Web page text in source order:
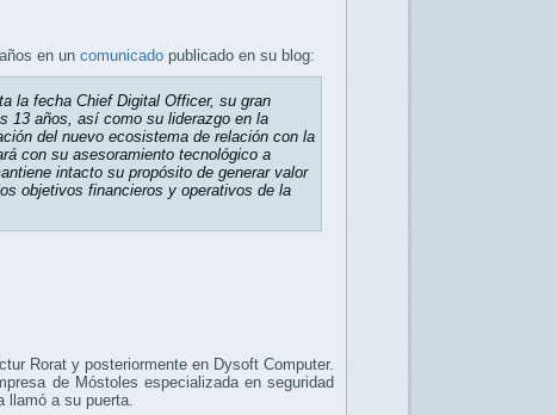
en un comunicado publicado en su blog:
la fecha Chief Digital Officer, su gran
13 años, así como su liderazgo en la
del nuevo ecosistema de relación con la
con su asesoramiento tecnológico a
intacto su propósito de generar valor
objetivos financieros y operativos de la
Rorat y posteriormente en Dysoft Computer.
de Móstoles especializada en seguridad
llamó a su puerta.